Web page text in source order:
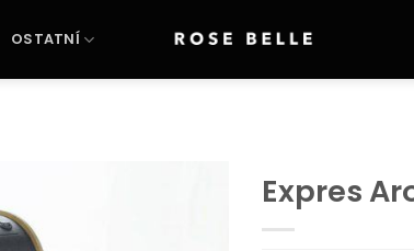
OSTATNÍ
Expres